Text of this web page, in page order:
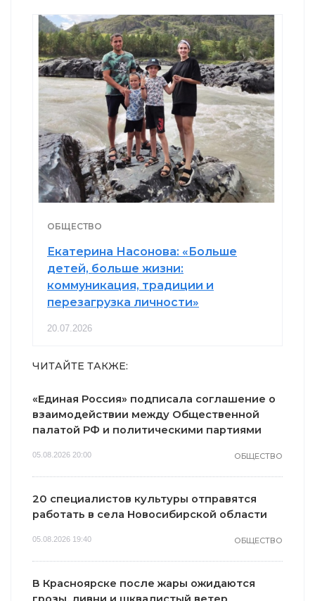
ОБЩЕСТВО
Екатерина Насонова: «Больше
детей, больше жизни:
коммуникация, традиции и
перезагрузка личности»
20.07.2026
ЧИТАЙТЕ ТАКЖЕ:
«Единая Россия» подписала соглашение о
взаимодействии между Общественной
палатой РФ и политическими партиями
05.08.2026 20:00 ОБЩЕСТВО
20 специалистов культуры отправятся
работать в села Новосибирской области
05.08.2026 19:40 ОБЩЕСТВО
В Красноярске после жары ожидаются